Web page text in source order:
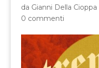
da Gianni Della Cioppa
0 commenti